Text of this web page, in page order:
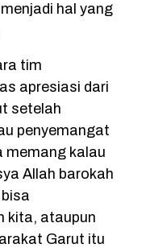
hal yang
tim
apresiasi dari
setelah
penyemangat
memang kalau
Allah barokah
kita, ataupun
Garut itu